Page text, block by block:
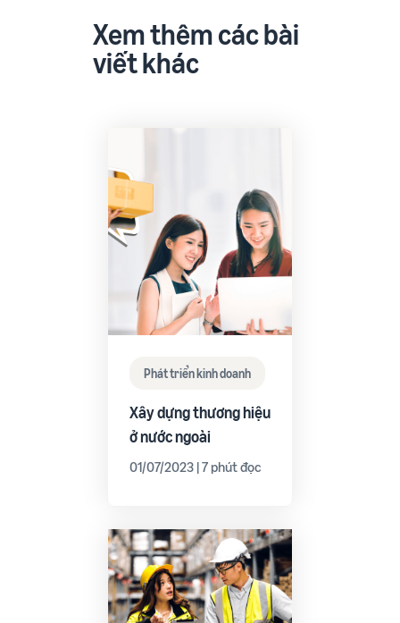
Xem thêm các bài
viết khác
Phát triển kinh doanh
Xây dựng thương hiệu
ở nước ngoài
01/07/2023 | 7 phút đọc